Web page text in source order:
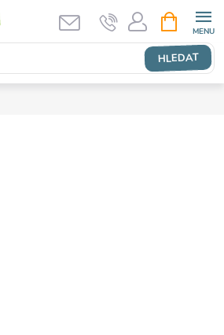
HLEDAT
NÁKUPNÍ
KOŠÍK